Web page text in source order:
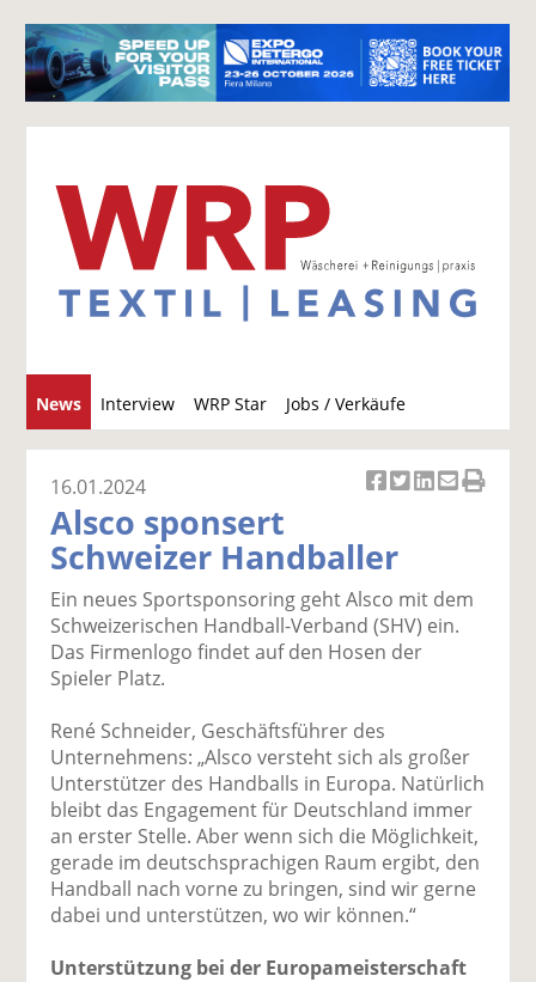
News Interview WRP Star Jobs / Verkäufe
u
c
k
a
uf
F
b
o
o
k
te
il
e
n
k
t
wi
tt
el
a
uf
Li
di
n
te
il
e
n
el
p
er
l
v
er
se
n
d
e
D
16.01.2024
Alsco sponsert
Schweizer Handballer
Ein neues Sportsponsoring geht Alsco mit dem
Schweizerischen Handball-Verband (SHV) ein.
Das Firmenlogo findet auf den Hosen der
Spieler Platz.
René Schneider, Geschäftsführer des
Unternehmens: „Alsco versteht sich als großer
Unterstützer des Handballs in Europa. Natürlich
bleibt das Engagement für Deutschland immer
an erster Stelle. Aber wenn sich die Möglichkeit,
gerade im deutschsprachigen Raum ergibt, den
Handball nach vorne zu bringen, sind wir gerne
dabei und unterstützen, wo wir können.“
Unterstützung bei der Europameisterschaft